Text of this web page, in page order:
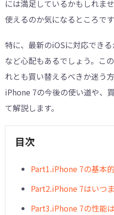
には満足しているかもしれま
使えるのか気になるところです
特に、最新のiOSに対応でき
など心配もあるでしょう。こ
れとも買い替えるべきか迷う
iPhone 7の今後の使い道や、
て解説します。
目次
︎Part1.iPhone 7の基本
Part2.iPhone 7はいつ
Part3.iPhone 7の性能